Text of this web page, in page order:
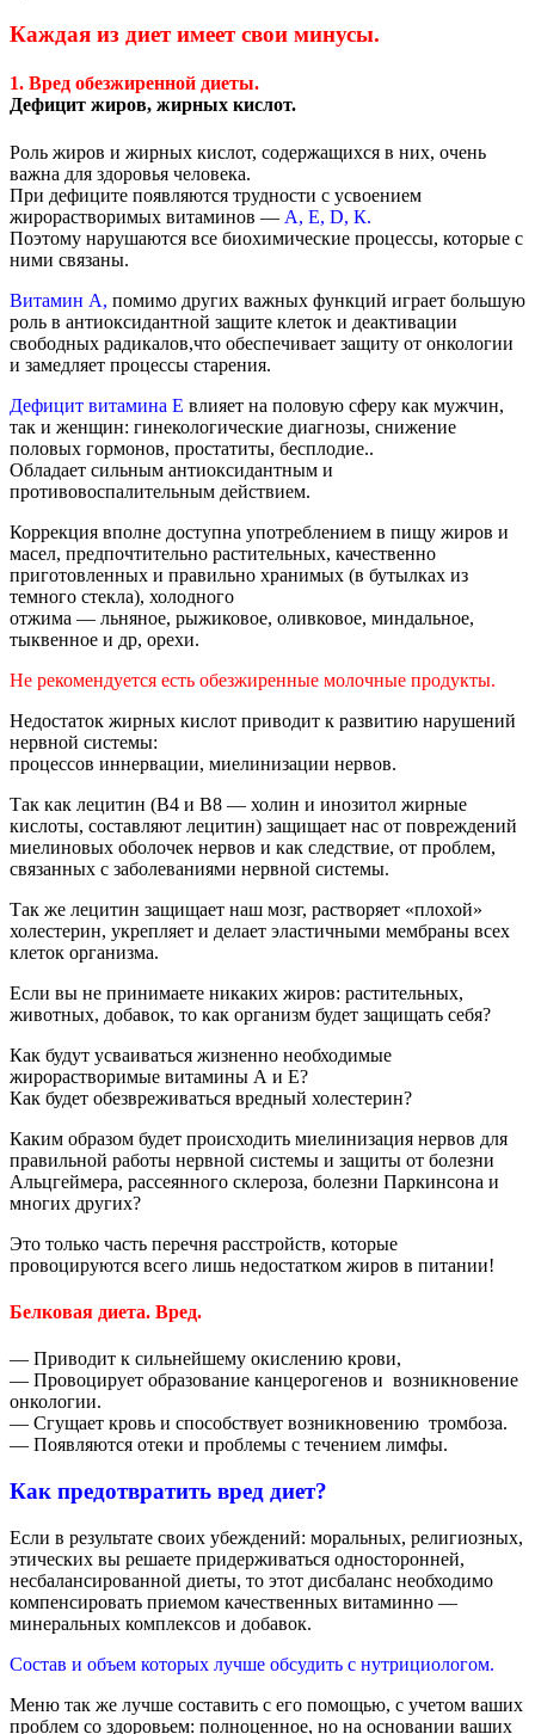
Каждая из диет имеет свои минусы.
1. Вред обезжиренной диеты.
Дефицит жиров, жирных кислот.
Роль жиров и жирных кислот, содержащихся в них, очень
важна для здоровья человека.
При дефиците появляются трудности с усвоением
жирорастворимых витаминов — А, Е, D, К.
Поэтому нарушаются все биохимические процессы, которые с
ними связаны.
Витамин А, помимо других важных функций играет большую
роль в антиоксидантной защите клеток и деактивации
свободных радикалов,что обеспечивает защиту от онкологии
и замедляет процессы старения.
Дефицит витамина Е влияет на половую сферу как мужчин,
так и женщин: гинекологические диагнозы, снижение
половых гормонов, простатиты, бесплодие..
Обладает сильным антиоксидантным и
противовоспалительным действием.
Коррекция вполне доступна употреблением в пищу жиров и
масел, предпочтительно растительных, качественно
приготовленных и правильно хранимых (в бутылках из
темного стекла), холодного
отжима — льняное, рыжиковое, оливковое, миндальное,
тыквенное и др, орехи.
Не рекомендуется есть обезжиренные молочные продукты.
Недостаток жирных кислот приводит к развитию нарушений
нервной системы:
процессов иннервации, миелинизации нервов.
Так как лецитин (В4 и В8 — холин и инозитол жирные
кислоты, составляют лецитин) защищает нас от повреждений
миелиновых оболочек нервов и как следствие, от проблем,
связанных с заболеваниями нервной системы.
Так же лецитин защищает наш мозг, растворяет «плохой»
холестерин, укрепляет и делает эластичными мембраны всех
клеток организма.
Если вы не принимаете никаких жиров: растительных,
животных, добавок, то как организм будет защищать себя?
Как будут усваиваться жизненно необходимые
жирорастворимые витамины А и Е?
Как будет обезвреживаться вредный холестерин?
Каким образом будет происходить миелинизация нервов для
правильной работы нервной системы и защиты от болезни
Альцгеймера, рассеянного склероза, болезни Паркинсона и
многих других?
Это только часть перечня расстройств, которые
провоцируются всего лишь недостатком жиров в питании!
Белковая диета. Вред.
— Приводит к сильнейшему окислению крови,
— Провоцирует образование канцерогенов и возникновение
онкологии.
— Сгущает кровь и способствует возникновению тромбоза.
— Появляются отеки и проблемы с течением лимфы.
Как предотвратить вред диет?
Если в результате своих убеждений: моральных, религиозных,
этических вы решаете придерживаться односторонней,
несбалансированной диеты, то этот дисбаланс необходимо
компенсировать приемом качественных витаминно —
минеральных комплексов и добавок.
Состав и объем которых лучше обсудить с нутрициологом.
Меню так же лучше составить с его помощью, с учетом ваших
проблем со здоровьем: полноценное, но на основании ваших